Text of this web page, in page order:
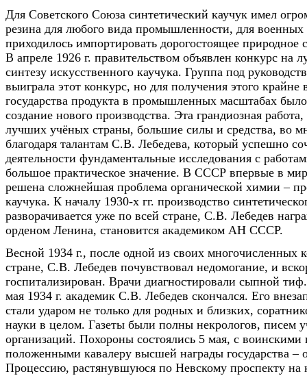
Для Советского Союза синтетический каучук имел
резина для любого вида промышленности, для
приходилось импортировать дорогостоящее природное
В апреле 1926 г. правительством объявлен конкурс на
синтезу искусственного каучука. Группа под
выиграла этот конкурс, но для получения этого крайне
государства продукта в промышленных масштабах
создание нового производства. Эта грандиозная
лучших учёных страны, большие силы и средства, во
благодаря талантам С.В. Лебедева, который успешно
деятельности фундаментальные исследования с
большое практическое значение. В СССР впервые в
решена сложнейшая проблема органической химии –
каучука. К началу 1930-х гг. производство
разворачивается уже по всей стране, С.В. Лебедев
орденом Ленина, становится академиком АН СССР.
Весной 1934 г., после одной из своих многочисленных
стране, С.В. Лебедев почувствовал недомогание, и
госпитализирован. Врачи диагностировали сыпной
мая 1934 г. академик С.В. Лебедев скончался. Его
стали ударом не только для родных и близких,
науки в целом. Газеты были полны некрологов, писем
организаций. Похороны состоялись 5 мая, с воинскими
положенными кавалеру высшей награды государства –
Процессию, растянувшуюся по Невскому проспекту на